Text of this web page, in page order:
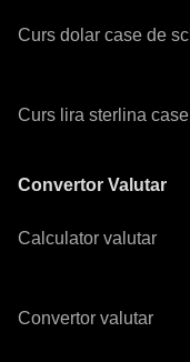
Curs dolar case de
Curs lira sterlina
Convertor Valutar
Calculator valutar
Convertor valutar